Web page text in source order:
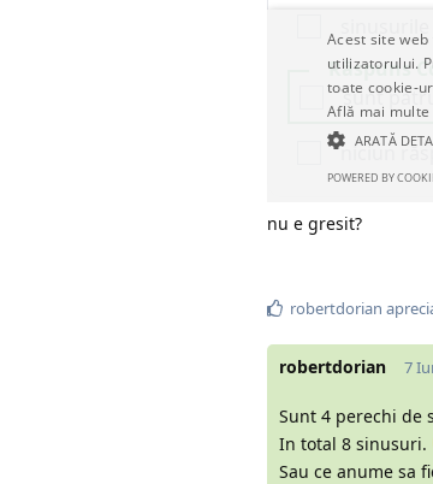
nu e gresit?
robertdorian
robertdorian 7
Sunt 4 perechi de
In total 8 sinusuri.
Sau ce anume sa